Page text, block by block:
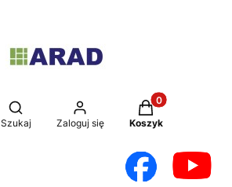
Otwórz wyszukiwarkę
Szukaj Zaloguj się
Produkty w
Koszyk